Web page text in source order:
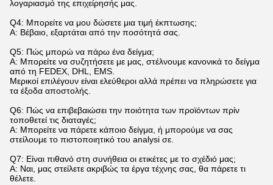
λογαριασμό της επιχείρησής μας.
Q4: Μπορείτε να μου δώσετε μια τιμή έκπτωσης;
Α: Βέβαιο, εξαρτάται από την ποσότητά σας.
Q5: Πώς μπορώ να πάρω ένα δείγμα;
Α: Μπορείτε να συζητήσετε με μας, στέλνουμε κανονικά το δείγμα
από τη FEDEX, DHL, EMS.
Μερικοί επιλέγουν είναι ελεύθεροι αλλά πρέπει να πληρώσετε για
τα έξοδα αποστολής.
Q6: Πώς να επιβεβαιώσει την ποιότητα των προϊόντων πρίν
τοποθετεί τις διαταγές;
Α: Μπορείτε να πάρετε κάποιο δείγμα, ή μπορούμε να σας
στείλουμε το πιστοποιητικό του analysi σε.
Q7: Είναι πιθανό στη συνήθεια οι ετικέτες με το σχέδιό μας;
Α: Ναι, μας στείλετε ακριβώς τα έργα τέχνης σας, θα πάρετε τι
θέλετε.